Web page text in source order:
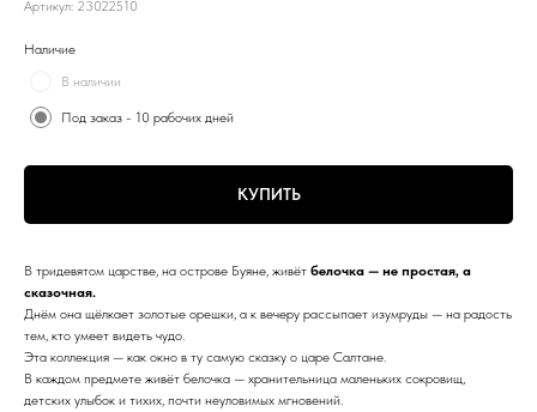
Артикул: 23022510
Наличие
В наличии
Под заказ - 10 рабочих дней
КУПИТЬ
В тридевятом царстве, на острове Буяне, живёт белочка — не простая, а
сказочная.
Днём она щёлкает золотые орешки, а к вечеру рассыпает изумруды — на радость
тем, кто умеет видеть чудо.
Эта коллекция — как окно в ту самую сказку о царе Салтане.
В каждом предмете живёт белочка — хранительница маленьких сокровищ,
детских улыбок и тихих, почти неуловимых мгновений.